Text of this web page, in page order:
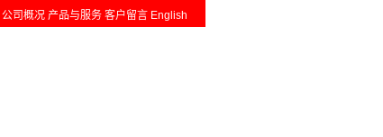
公司概况 产品与服务 客户留言 English